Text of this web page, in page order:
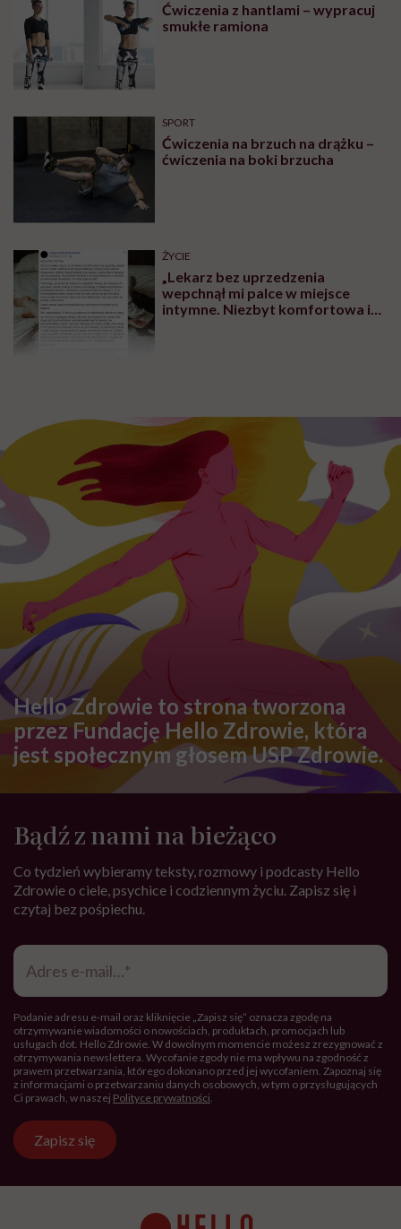
Ćwiczenia z hantlami – wypracuj
smukłe ramiona
SPORT
Ćwiczenia na brzuch na drążku –
ćwiczenia na boki brzucha
ŻYCIE
„Lekarz bez uprzedzenia
wepchnął mi palce w miejsce
intymne. Niezbyt komfortowa i
Hello Zdrowie to strona tworzona
przez Fundację Hello Zdrowie, która
jest społecznym głosem USP Zdrowie.
Bądź z nami na bieżąco
Co tydzień wybieramy teksty, rozmowy i podcasty Hello
Zdrowie o ciele, psychice i codziennym życiu. Zapisz się i
czytaj bez pośpiechu.
Adres
mail*
Podanie adresu e-mail oraz kliknięcie „Zapisz się” oznacza zgodę na
otrzymywanie wiadomości o nowościach, produktach, promocjach lub
usługach dot. Hello Zdrowie. W dowolnym momencie możesz zrezygnować z
otrzymywania newslettera. Wycofanie zgody nie ma wpływu na zgodność z
prawem przetwarzania, którego dokonano przed jej wycofaniem. Zapoznaj się
z informacjami o przetwarzaniu danych osobowych, w tym o przysługujących
Ci prawach, w naszej Polityce prywatności.
Zapisz się